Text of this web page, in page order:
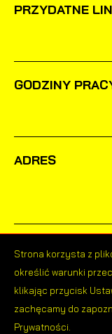
PRZYDATNE
GODZINY
ADRES
Strona korzysta z
określić warunki
klikając przycisk
zachęcamy do
Prywatności.